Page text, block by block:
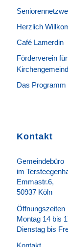
Herzlich
Café Lamerdin
Förderverein
Das Programm
Kontakt
Gemeindebüro
im
Emmastr.6,
50937 Köln
Öffnungszeiten
Montag 14 bis
Dienstag bis